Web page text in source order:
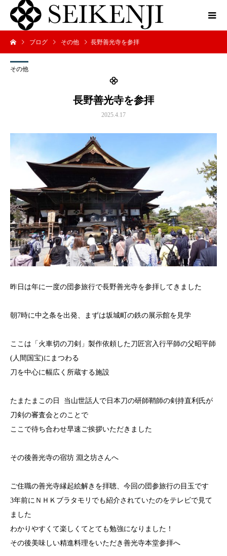
ブログ その他 長野善光寺を参拝
その他
長野善光寺を参拝
2025.4.17
昨日は年に一度の団参旅行で長野善光寺を参拝してきました
朝7時に中之条を出発、まずは坂城町の鉄の展示館を見学
ここは「火車切の刀剣」製作依頼した刀匠宮入行平師の父昭平師
(人間国宝)にまつわる
刀を中心に幅広く所蔵する施設
たまたまこの日 当山世話人で日本刀の研師鞘師の剣持直利氏が
刀剣の審査会とのことで
ここで待ち合わせ早速ご挨拶いただきました
その後善光寺の宿坊 淵之坊さんへ
ご住職の善光寺縁起絵解きを拝聴、今回の団参旅行の目玉です
3年前にＮＨＫブラタモリでも紹介されていたのをテレビで見て
ました
わかりやすくて楽しくてとても勉強になりました！
その後美味しい精進料理をいただき善光寺本堂参拝へ